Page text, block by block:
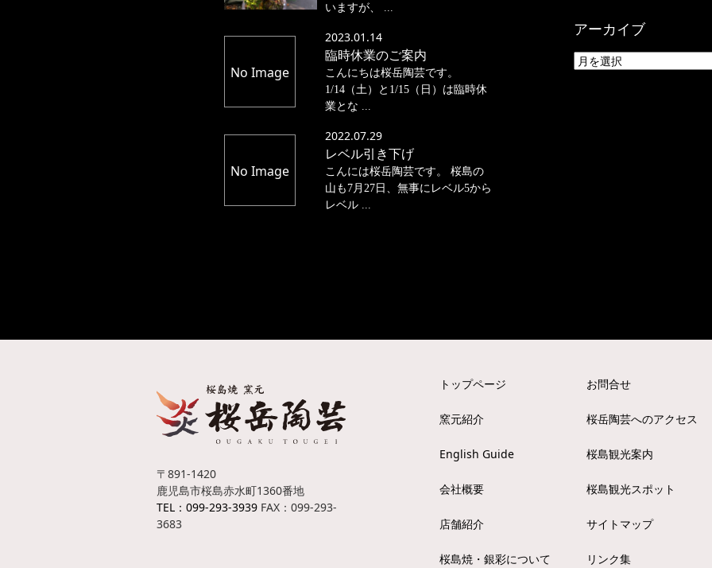
いますが、 ...
No Image
2023.01.14
臨時休業のご案内
こんにちは桜岳陶芸です。
1/14（土）と1/15（日）は臨時休
業とな ...
No Image
2022.07.29
レベル引き下げ
こんには桜岳陶芸です。 桜島の
山も7月27日、無事にレベル5から
レベル ...
アーカイブ
〒891-1420
鹿児島市桜島赤水町1360番地
TEL：099-293-3939 FAX：099-293-
3683
トップページ
窯元紹介
English Guide
会社概要
店舗紹介
桜島焼・銀彩について
お問合せ
桜岳陶芸へのアクセス
桜島観光案内
桜島観光スポット
サイトマップ
リンク集